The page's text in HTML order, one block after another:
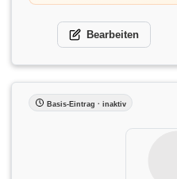
Bearbeiten
Basis-Eintrag · inaktiv